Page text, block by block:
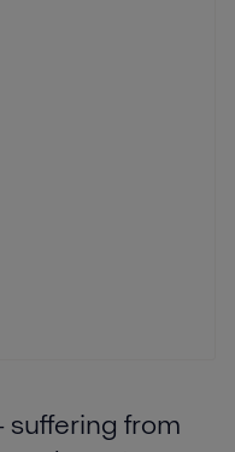
suffering from